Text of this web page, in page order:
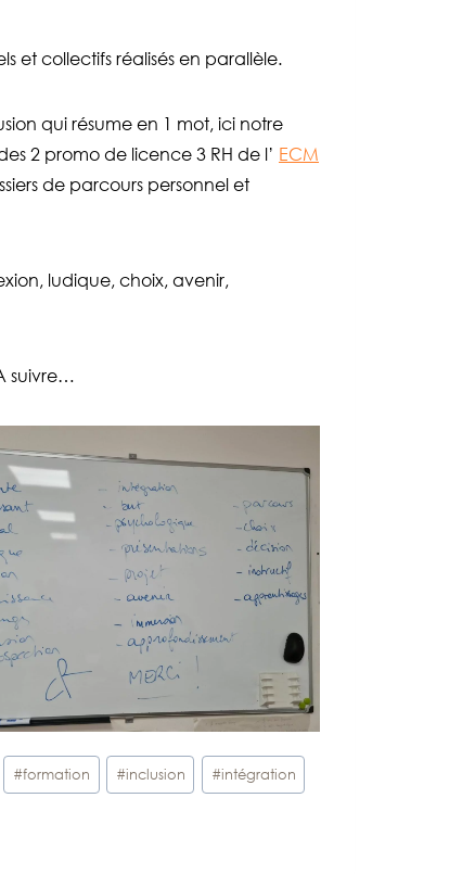
et collectifs réalisés en parallèle.
qui résume en 1 mot, ici notre
2 promo de licence 3 RH de l’ ECM
de parcours personnel et
ludique, choix, avenir,
suivre…
#formation #inclusion #intégration